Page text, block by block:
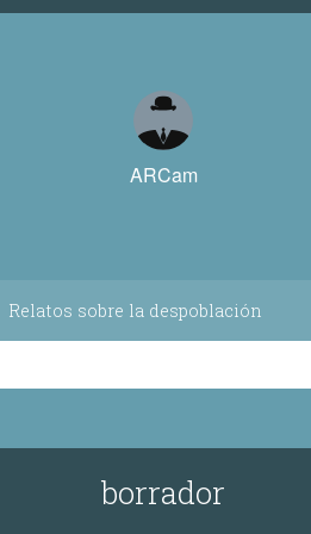
ARCam
Relatos sobre la despoblación
borrador